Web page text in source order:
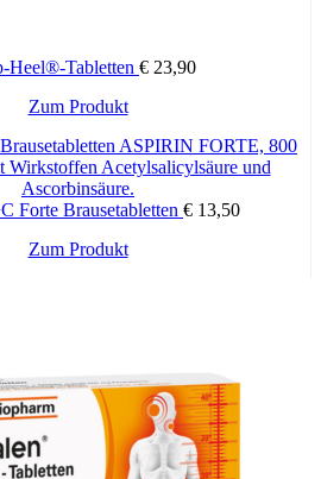
Heel®-Tabletten € 23,90
Zum Produkt
Forte Brausetabletten € 13,50
Zum Produkt